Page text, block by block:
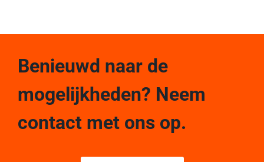
Benieuwd naar de
mogelijkheden? Neem
contact met ons op.